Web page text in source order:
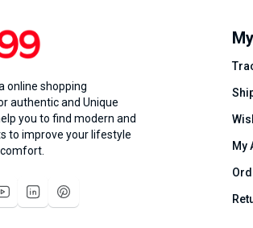
online shopping
authentic and Unique
you to find modern and
to improve your lifestyle
My